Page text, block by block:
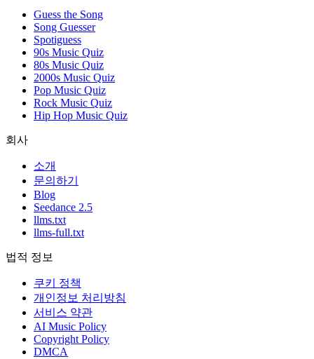
Guess the Song
Song Guesser
Spotiguess
90s Music Quiz
80s Music Quiz
2000s Music Quiz
Pop Music Quiz
Rock Music Quiz
Hip Hop Music Quiz
회사
소개
문의하기
Blog
Seedance 2.5
llms.txt
llms-full.txt
법적 정보
쿠키 정책
개인정보 처리방침
서비스 약관
AI Music Policy
Copyright Policy
DMCA